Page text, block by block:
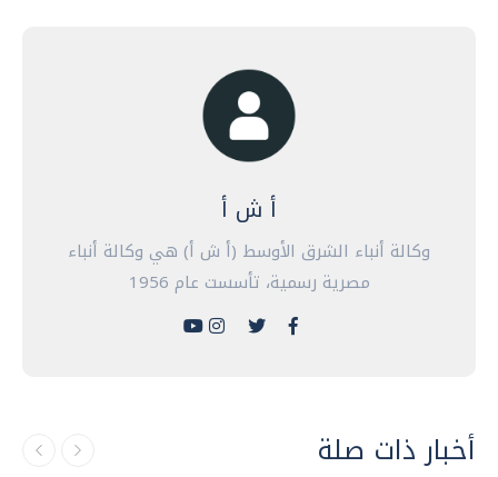
أ ش أ
وكالة أنباء الشرق الأوسط (أ ش أ) هي وكالة أنباء
مصرية رسمية، تأسست عام 1956
أخبار ذات صلة